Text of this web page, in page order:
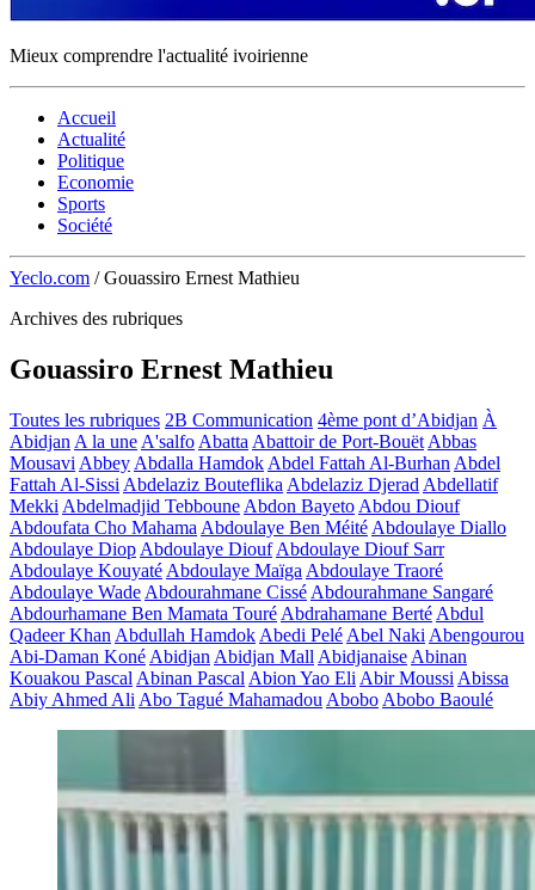
Mieux comprendre l'actualité ivoirienne
Accueil
Actualité
Politique
Economie
Sports
Société
Yeclo.com / Gouassiro Ernest Mathieu
Archives des rubriques
Gouassiro Ernest Mathieu
Toutes les rubriques 2B Communication 4ème pont d’Abidjan À
Abidjan A la une A'salfo Abatta Abattoir de Port-Bouët Abbas
Mousavi Abbey Abdalla Hamdok Abdel Fattah Al-Burhan Abdel
Fattah Al-Sissi Abdelaziz Bouteflika Abdelaziz Djerad Abdellatif
Mekki Abdelmadjid Tebboune Abdon Bayeto Abdou Diouf
Abdoufata Cho Mahama Abdoulaye Ben Méité Abdoulaye Diallo
Abdoulaye Diop Abdoulaye Diouf Abdoulaye Diouf Sarr
Abdoulaye Kouyaté Abdoulaye Maïga Abdoulaye Traoré
Abdoulaye Wade Abdourahmane Cissé Abdourahmane Sangaré
Abdourhamane Ben Mamata Touré Abdrahamane Berté Abdul
Qadeer Khan Abdullah Hamdok Abedi Pelé Abel Naki Abengourou
Abi-Daman Koné Abidjan Abidjan Mall Abidjanaise Abinan
Kouakou Pascal Abinan Pascal Abion Yao Eli Abir Moussi Abissa
Abiy Ahmed Ali Abo Tagué Mahamadou Abobo Abobo Baoulé